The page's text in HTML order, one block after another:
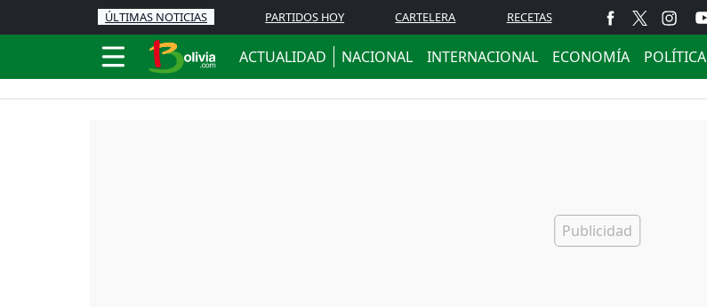
ÚLTIMAS NOTICIAS PARTIDOS HOY CARTELERA RECETAS
ACTUALIDAD NACIONAL INTERNACIONAL ECONOMÍA POLÍTICA